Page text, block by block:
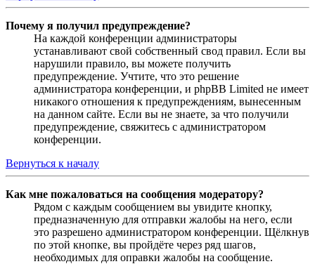
Почему я получил предупреждение?
На каждой конференции администраторы
устанавливают свой собственный свод правил. Если вы
нарушили правило, вы можете получить
предупреждение. Учтите, что это решение
администратора конференции, и phpBB Limited не имеет
никакого отношения к предупреждениям, вынесенным
на данном сайте. Если вы не знаете, за что получили
предупреждение, свяжитесь с администратором
конференции.
Вернуться к началу
Как мне пожаловаться на сообщения модератору?
Рядом с каждым сообщением вы увидите кнопку,
предназначенную для отправки жалобы на него, если
это разрешено администратором конференции. Щёлкнув
по этой кнопке, вы пройдёте через ряд шагов,
необходимых для оправки жалобы на сообщение.